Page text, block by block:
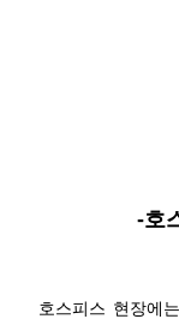
-호
호스피스 현장에